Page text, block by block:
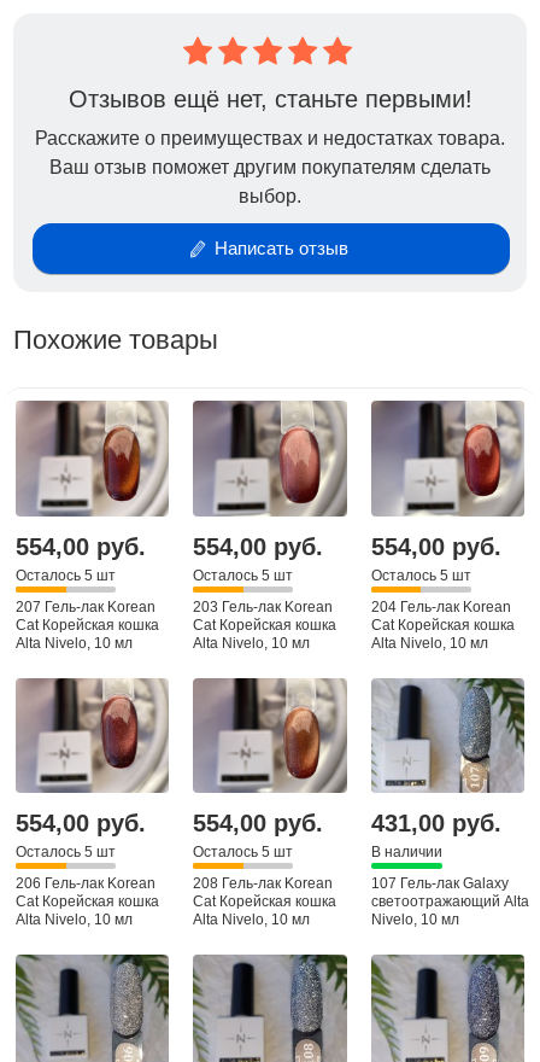
Отзывов ещё нет, станьте первыми!
Расскажите о преимуществах и недостатках товара.
Ваш отзыв поможет другим покупателям сделать
выбор.
Написать отзыв
Похожие товары
554,00 руб.
Осталось 5 шт
207 Гель-лак Korean
Cat Корейская кошка
Alta Nivelo, 10 мл
554,00 руб.
Осталось 5 шт
203 Гель-лак Korean
Cat Корейская кошка
Alta Nivelo, 10 мл
554,00 руб.
Осталось 5 шт
204 Гель-лак Korean
Cat Корейская кошка
Alta Nivelo, 10 мл
554,00 руб.
Осталось 5 шт
206 Гель-лак Korean
Cat Корейская кошка
Alta Nivelo, 10 мл
554,00 руб.
Осталось 5 шт
208 Гель-лак Korean
Cat Корейская кошка
Alta Nivelo, 10 мл
431,00 руб.
В наличии
107 Гель-лак Galaxy
светоотражающий Alta
Nivelo, 10 мл